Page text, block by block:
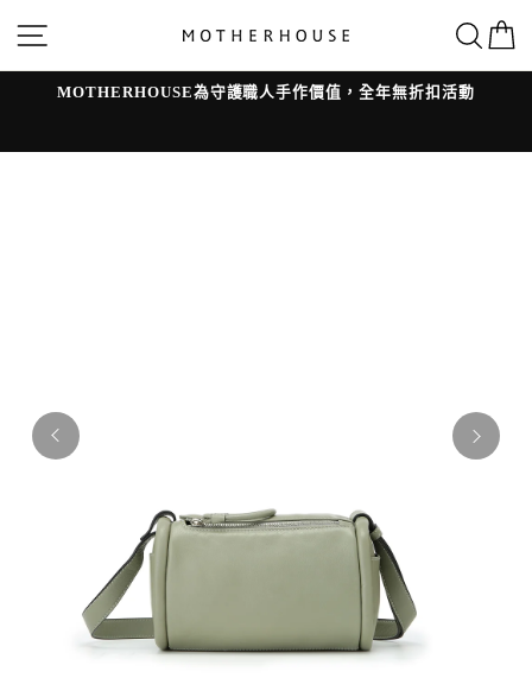
內
搜尋
MOTHERHOUSE為守護職人手作價值，全年無折扣活動